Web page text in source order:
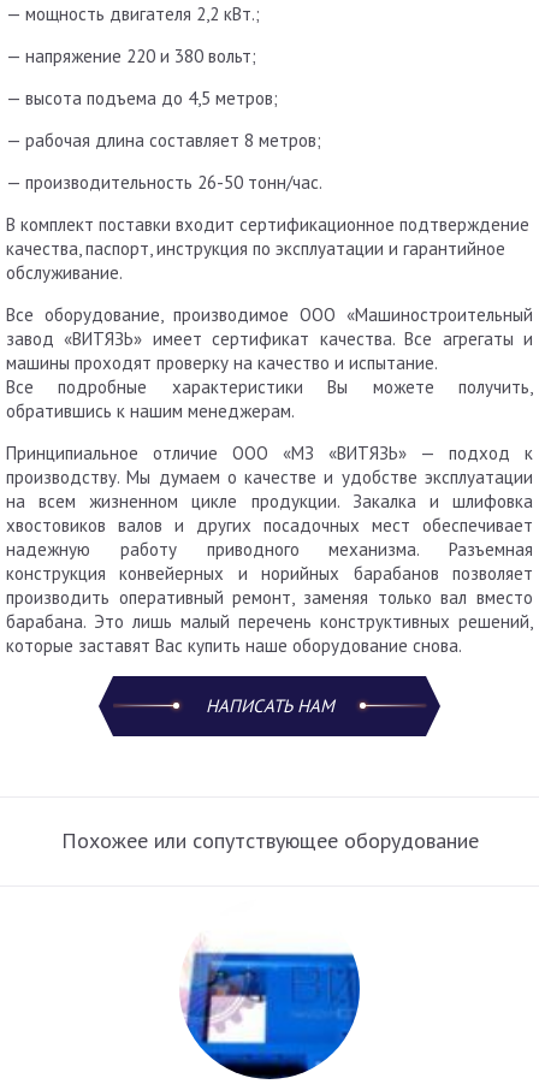
— мощность двигателя 2,2 кВт.;
— напряжение 220 и 380 вольт;
— высота подъема до 4,5 метров;
— рабочая длина составляет 8 метров;
— производительность 26-50 тонн/час.
В комплект поставки входит сертификационное подтверждение
качества, паспорт, инструкция по эксплуатации и гарантийное
обслуживание.
Все оборудование, производимое ООО «Машиностроительный
завод «ВИТЯЗЬ» имеет сертификат качества. Все агрегаты и
машины проходят проверку на качество и испытание.
Все подробные характеристики Вы можете получить,
обратившись к нашим менеджерам.
Принципиальное отличие ООО «МЗ «ВИТЯЗЬ» — подход к
производству. Мы думаем о качестве и удобстве эксплуатации
на всем жизненном цикле продукции. Закалка и шлифовка
хвостовиков валов и других посадочных мест обеспечивает
надежную работу приводного механизма. Разъемная
конструкция конвейерных и норийных барабанов позволяет
производить оперативный ремонт, заменяя только вал вместо
барабана. Это лишь малый перечень конструктивных решений,
которые заставят Вас купить наше оборудование снова.
НАПИСАТЬ НАМ
Похожее или сопутствующее оборудование